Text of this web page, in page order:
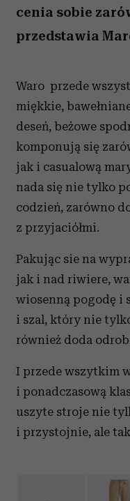
cenia sobie
przedstawia
Waro przede
miękkie,
deseń, beżowe
komponują się
jak i casualową
nada się nie tylko
codzień, zarówno
z przyjaciółmi.
Pakując sie na
jak i nad riwiere,
wiosenną pogodę i
i szal, który nie
również doda
I przede wszytkim
i ponadczasową
uszyte stroje nie
i przystojnie, ale